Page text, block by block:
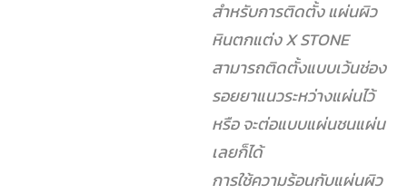
สำหรับการติดตั้ง แผ่นผิว
หินตกแต่ง X STONE
สามารถติดตั้งแบบเว้นช่อง
รอยยาแนวระหว่างแผ่นไว้
หรือ จะต่อแบบแผ่นชนแผ่น
เลยก็ได้
การใช้ความร้อนกับแผ่นผิว